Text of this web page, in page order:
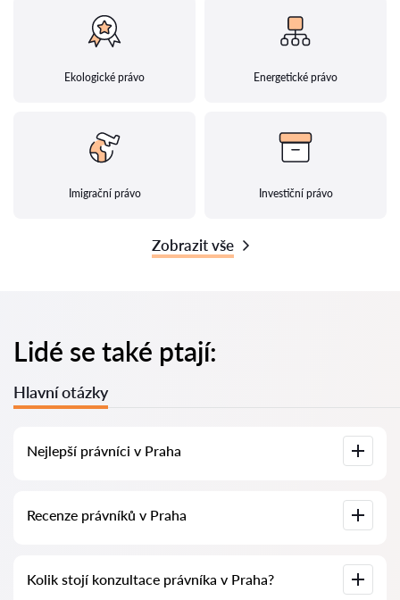
Ekologické právo Energetické právo
Imigrační právo Investiční právo
Zobrazit vše
Lidé se také ptají:
Hlavní otázky
Nejlepší právníci v Praha
kompletními informacemi. Ceny, recenze, telefonní číslo a
Recenze právníků v Praha
neodstraňujeme negativní recenze a není možné je uměle
Kolik stojí konzultace právníka v Praha?